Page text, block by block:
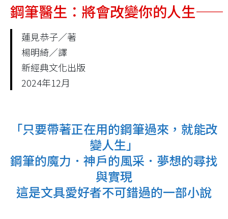
鋼筆醫生：將會改變你的人生――
蓮見恭子／著
楊明綺／譯
新經典文化出版
2024年12月
「只要帶著正在用的鋼筆過來，就能改
變人生」
鋼筆的魔力．神戶的風采．夢想的尋找
與實現
這是文具愛好者不可錯過的一部小說